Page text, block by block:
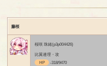
藤桜
桜咲 珠緒(p3p004426)
比翼連理・攻
HP
-318/9470